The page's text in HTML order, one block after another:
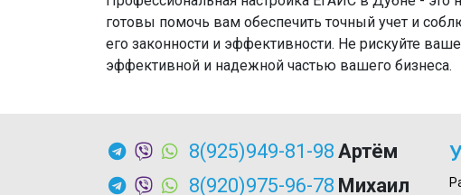
готовы помочь вам обеспечить точный учет и
его законности и эффективности. Не рискуйте
эффективной и надежной частью вашего бизнеса.
8(925)949-81-98 Артём
8(920)975-96-78 Михаил